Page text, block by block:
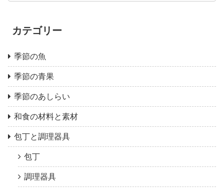
カテゴリー
季節の魚
季節の青果
季節のあしらい
和食の材料と素材
包丁と調理器具
包丁
調理器具